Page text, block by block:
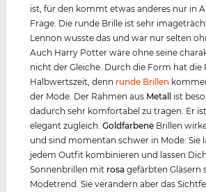
ist, für den kommt etwas anderes nur in
Frage. Die runde Brille ist sehr
Lennon wusste das und war nur selten
Auch Harry Potter wäre ohne seine
nicht der Gleiche. Durch die Form hat die
Halbwertszeit, denn runde Brillen
der Mode. Der Rahmen aus Metall ist
dadurch sehr komfortabel zu tragen. Er
elegant zugleich.Goldfarbene Brillen
und sind momentan schwer in Mode. Sie
jedem Outfit kombinieren und lassen
Sonnenbrillen mit rosa gefärbten Gläsern
Modetrend. Sie verändern aber das